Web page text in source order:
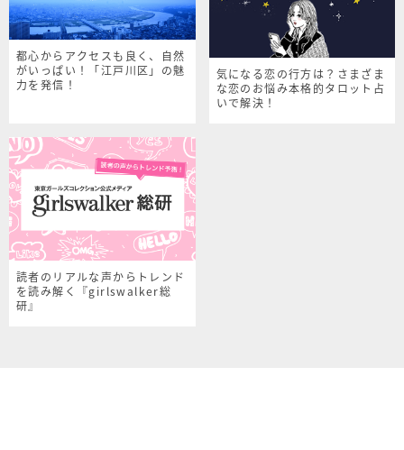
都心からアクセスも良く、自然
がいっぱい！「江戸川区」の魅
力を発信！
気になる恋の行方は？さまざま
な恋のお悩み本格的タロット占
いで解決！
読者のリアルな声からトレンド
を読み解く『girlswalker総
研』